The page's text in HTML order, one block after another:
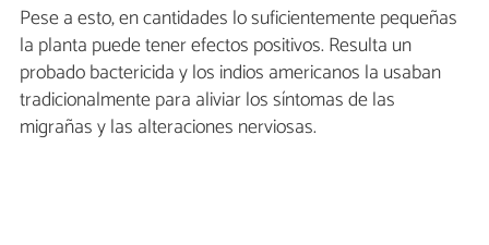
Pese a esto, en cantidades lo suficientemente pequeñas
la planta puede tener efectos positivos. Resulta un
probado bactericida y los indios americanos la usaban
tradicionalmente para aliviar los síntomas de las
migrañas y las alteraciones nerviosas.